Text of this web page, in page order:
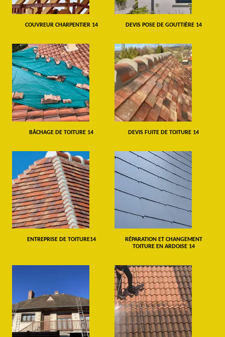
COUVREUR CHARPENTIER 14 DEVIS POSE DE GOUTTIÈRE 14
BÂCHAGE DE TOITURE 14 DEVIS FUITE DE TOITURE 14
ENTREPRISE DE TOITURE14
RÉPARATION ET CHANGEMENT
TOITURE EN ARDOISE 14